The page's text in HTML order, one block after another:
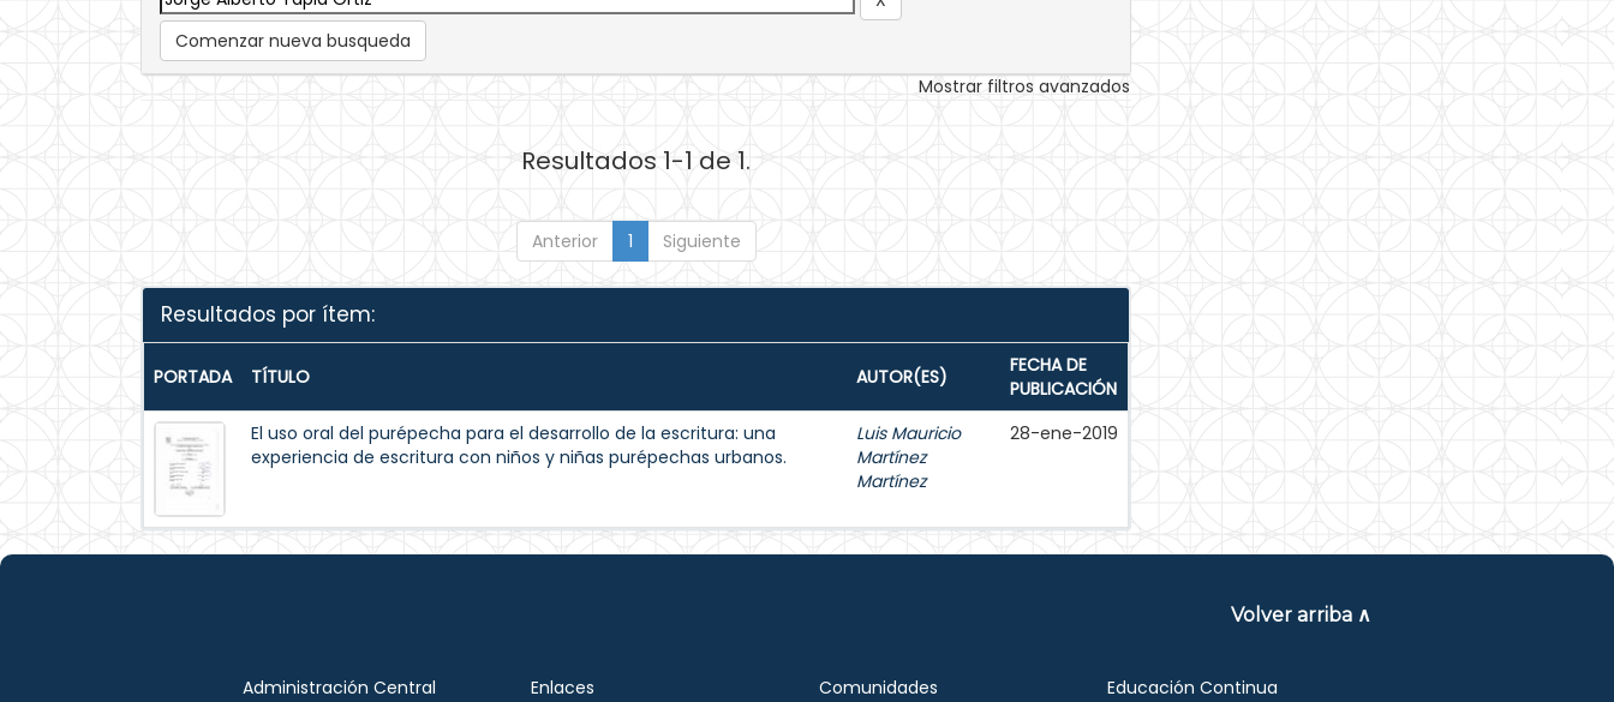
Comenzar nueva busqueda
Mostrar filtros avanzados
Resultados 1-1 de 1.
Anterior 1 Siguiente
Resultados por ítem:
PORTADA TÍTULO AUTOR(ES)
FECHA DE
PUBLICACIÓN
El uso oral del purépecha para el desarrollo de la escritura: una
experiencia de escritura con niños y niñas purépechas urbanos.
Luis Mauricio
Martínez
Martínez
28-ene-2019
Volver arriba ∧
Administración Central Enlaces Comunidades Educación Continua